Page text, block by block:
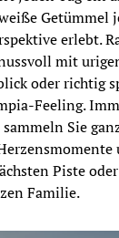
IM
Getümmel
erlebt.
mit
oder richtig
Feeling.
Sie
Piste
Familie.